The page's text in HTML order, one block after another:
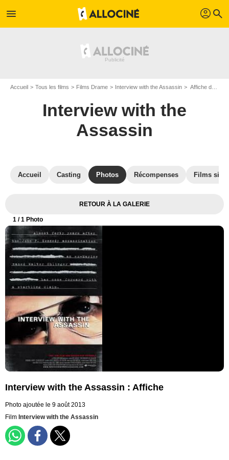
menu profil search
Accueil Tous les films Films Drame Interview with the Assassin Affiche du film Interview with the Assassin - Photo 1
Interview with the
Assassin
Accueil Casting Photos Récompenses Films
RETOUR À LA GALERIE
1 / 1 Photo
Interview with the Assassin : Affiche
Photo ajoutée le 9 août 2013
Film Interview with the Assassin